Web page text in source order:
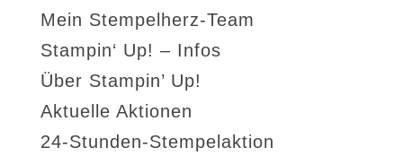
Mein Stempelherz-Team
Stampin‘ Up! – Infos
Über Stampin’ Up!
Aktuelle Aktionen
24-Stunden-Stempelaktion